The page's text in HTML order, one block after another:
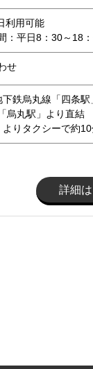
利用可能
：平日8：30～18
せ
鉄烏丸線「四条駅
烏丸駅」より直結
りタクシーで約
詳細